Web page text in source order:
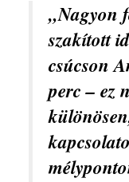
„Nagyon
szakított
csúcson
perc – ez